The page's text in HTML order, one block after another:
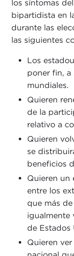
los síntomas
bipartidista en
durante las
las siguientes
Los
poner fin, a
mundiales.
Quieren
de la
relativo a
Quieren
se
beneficios
Quieren un
entre los
que más
igualmente
de Estados
Quieren